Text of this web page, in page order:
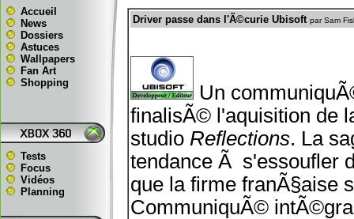
Accueil
News
Dossiers
Astuces
Wallpapers
Fan Art
Shopping
Tests
Focus
Vidéos
Planning
Driver passe dans l'Ã©curie Ubisoft par Sam
Un
finalisÃ© l'aquisition de
studio Reflections. La
tendance Ã s'essoufler
que la firme franÃ§aise
CommuniquÃ©